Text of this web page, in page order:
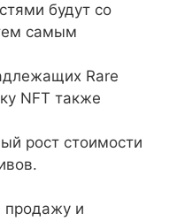
будут со
самым
Rare
NFT также
рост стоимости
продажу и